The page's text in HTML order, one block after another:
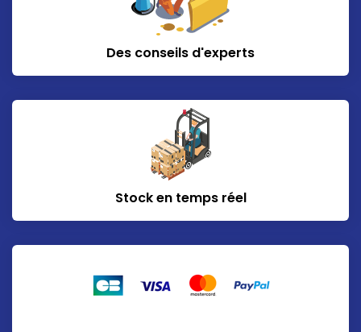
Des conseils d'experts
Stock en temps réel